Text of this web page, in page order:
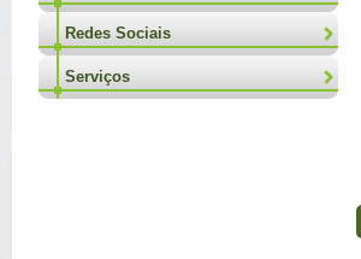
Redes Sociais
Serviços